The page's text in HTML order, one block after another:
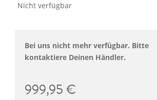
Nicht verfügbar
Bei uns nicht mehr verfügbar. Bitte
kontaktiere Deinen Händler.
999,95 €